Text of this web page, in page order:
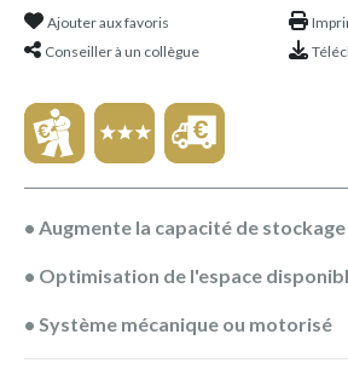
Ajouter aux favoris
Conseiller à un collègue
• Augmente la capacité de stockage
• Optimisation de l'espace
• Système mécanique ou motorisé